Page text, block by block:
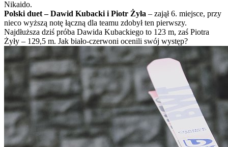
Nikaido.
Polski duet – Dawid Kubacki i Piotr Żyła – zajął 6. miejsce, przy
nieco wyższą notę łączną dla teamu zdobył ten pierwszy.
Najdłuższa dziś próba Dawida Kubackiego to 123 m, zaś Piotra
Żyły – 129,5 m. Jak biało-czerwoni ocenili swój występ?